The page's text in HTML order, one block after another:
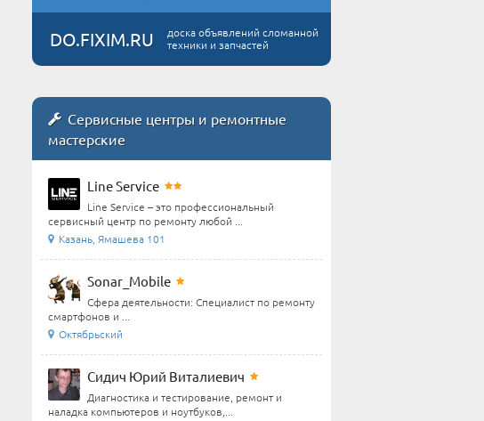
DO.FIXIM.RU
доска объявлений сломанной
техники и запчастей
Сервисные центры и ремонтные
мастерские
Line Service
Line Service – это профессиональный
сервисный центр по ремонту любой ...
Казань, Ямашева 101
Sonar_Mobile
Сфера деятельности: Специалист по ремонту
смартфонов и ...
Октябрьский
Сидич Юрий Виталиевич
Диагностика и тестирование, ремонт и
наладка компьютеров и ноутбуков,...